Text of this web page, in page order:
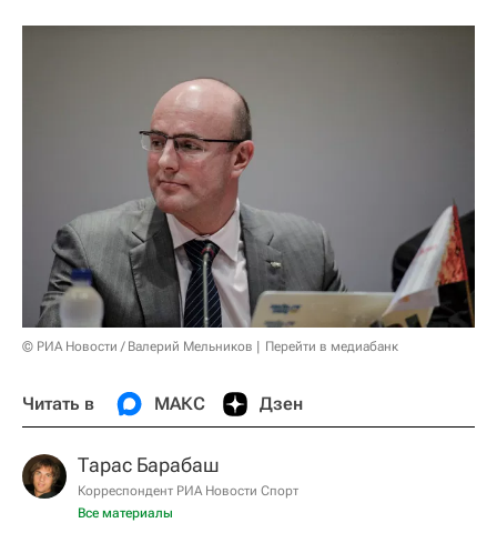
© РИА Новости / Валерий Мельников Перейти в медиабанк
Читать в МАКС Дзен
Тарас Барабаш
Корреспондент РИА Новости Спорт
Все материалы